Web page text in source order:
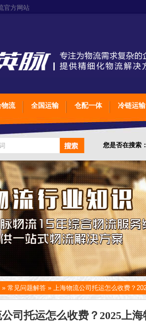
官方网站
物流 全国运输 仓配一体 冷链运输
您是否在搜索：
仓储综合专
» 常见问题解答 » 上海物流公司托运怎么收费？
司托运怎么收费？2025上海